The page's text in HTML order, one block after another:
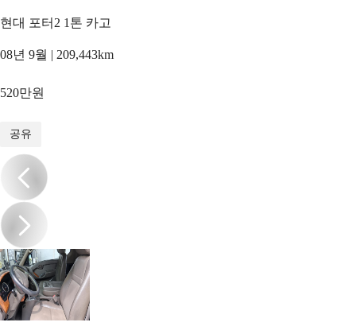
현대 포터2 1톤 카고
08년 9월 | 209,443km
520만원
공유
/12